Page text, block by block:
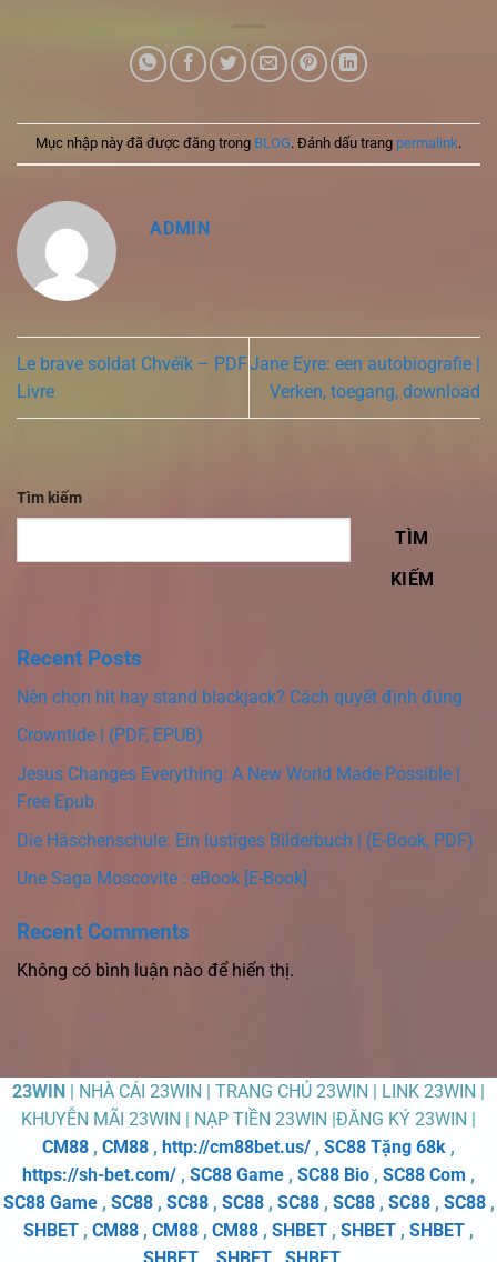
Mục nhập này đã được đăng trong BLOG. Đánh dấu trang permalink.
ADMIN
Le brave soldat Chvéïk – PDF
Livre
Jane Eyre: een autobiografie |
Verken, toegang, download
Tìm kiếm
TÌM
KIẾM
Recent Posts
Nên chọn hit hay stand blackjack? Cách quyết định đúng
Crowntide | (PDF, EPUB)
Jesus Changes Everything: A New World Made Possible |
Free Epub
Die Häschenschule: Ein lustiges Bilderbuch | (E-Book, PDF)
Une Saga Moscovite : eBook [E-Book]
Recent Comments
Không có bình luận nào để hiển thị.
23WIN | NHÀ CÁI 23WIN | TRANG CHỦ 23WIN | LINK 23WIN |
KHUYỄN MÃI 23WIN | NẠP TIỀN 23WIN |ĐĂNG KÝ 23WIN |
CM88 , CM88 , http://cm88bet.us/ , SC88 Tặng 68k ,
https://sh-bet.com/ , SC88 Game , SC88 Bio , SC88 Com ,
SC88 Game, SC88, SC88, SC88, SC88, SC88, SC88, SC88,
SHBET , CM88 , CM88 , CM88 , SHBET , SHBET , SHBET ,